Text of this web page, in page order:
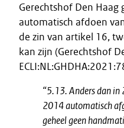
Gerechtshof Den
automatisch afdoen
de zin van artikel 16,
kan zijn (Gerechtshof
“5.13. Anders dan
2014 automatisch
geheel geen